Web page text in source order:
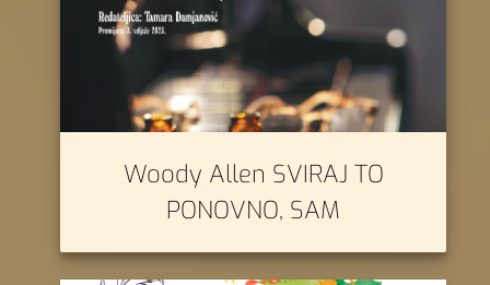
Woody Allen SVIRAJ TO
PONOVNO, SAM